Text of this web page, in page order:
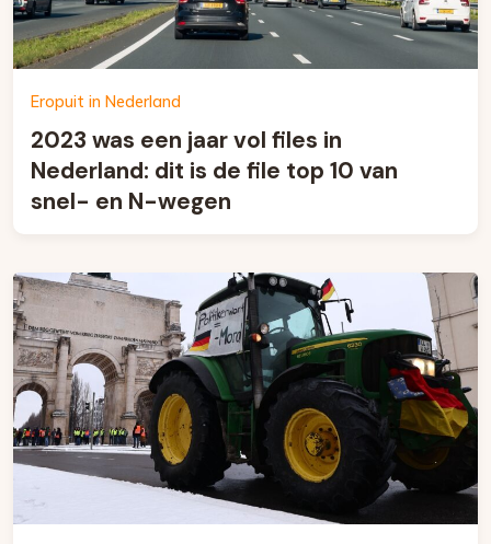
Eropuit in Nederland
2023 was een jaar vol files in
Nederland: dit is de file top 10 van
snel- en N-wegen